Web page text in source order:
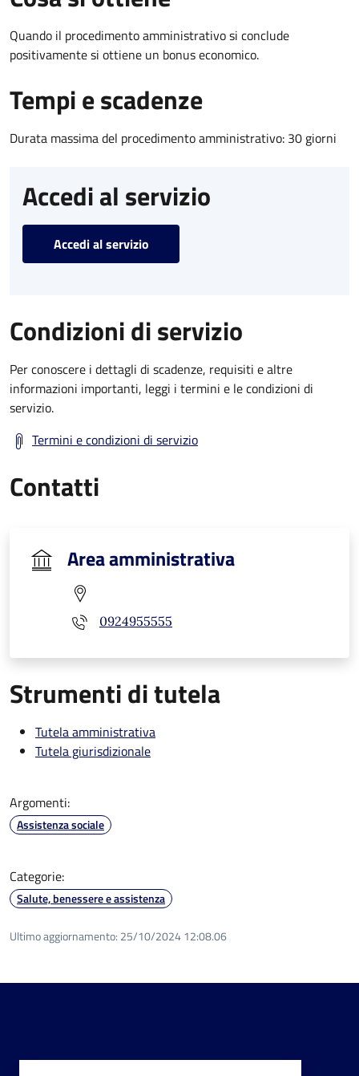
Quando il procedimento amministrativo si conclude
positivamente si ottiene un bonus economico.
Tempi e scadenze
Durata massima del procedimento amministrativo: 30 giorni
Accedi al servizio
Accedi al servizio
Condizioni di servizio
Per conoscere i dettagli di scadenze, requisiti e altre
informazioni importanti, leggi i termini e le condizioni di
servizio.
Termini e condizioni di servizio
Contatti
Area amministrativa
0924955555
Strumenti di tutela
Tutela amministrativa
Tutela giurisdizionale
Argomenti:
Assistenza sociale
Categorie:
Salute, benessere e assistenza
Ultimo aggiornamento: 25/10/2024 12:08.06